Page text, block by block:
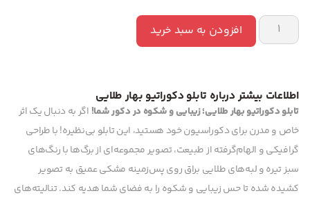
افزودن به سبد خرید
اطلاعات بیشتر درباره تابلو دکوراتیو بهار طلایی
تابلو دکوراتیو بهار طلایی؛ زیبایی و شکوه در دکور شما! اگر به دنبال یک اثر
خاص و مدرن برای دکوراسیون خود هستید، این تابلو بی‌نظیره! با طراحی
گرافیکی و الهام‌گرفته از طبیعت، تصویر مجموعه‌ای از برگ‌ها با رنگ‌های
سبز تیره و لبه‌های طلایی براق روی پس‌زمینه مشکی عمیق به تصویر
کشیده شده تا حس زیبایی و شکوه را به فضای شما هدیه کند. تنالیته‌های